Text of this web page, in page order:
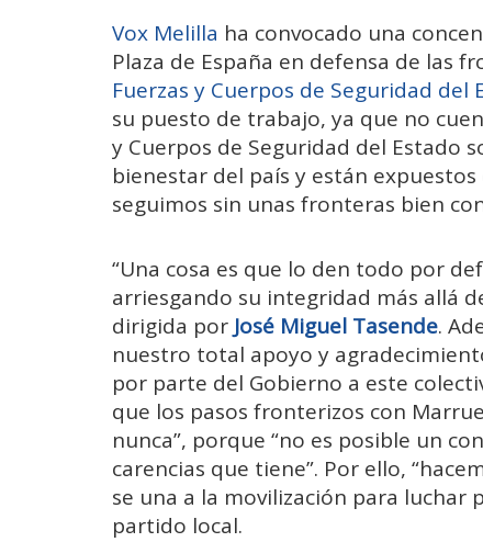
Vox Melilla ha convocado una
Plaza de España en defensa de las
Fuerzas y Cuerpos de Seguridad del
su puesto de trabajo, ya que no
y Cuerpos de Seguridad del Estado
bienestar del país y están
seguimos sin unas fronteras bien
“Una cosa es que lo den todo por
arriesgando su integridad más allá
dirigida por José Miguel Tasende.
nuestro total apoyo y
por parte del Gobierno a este
que los pasos fronterizos con
nunca”, porque “no es posible un
carencias que tiene”. Por ello,
se una a la movilización para luchar
partido local.